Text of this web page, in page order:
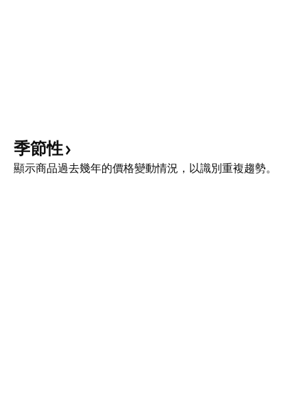
季節性
顯示商品過去幾年的價格變動情況，以識別重複趨勢。